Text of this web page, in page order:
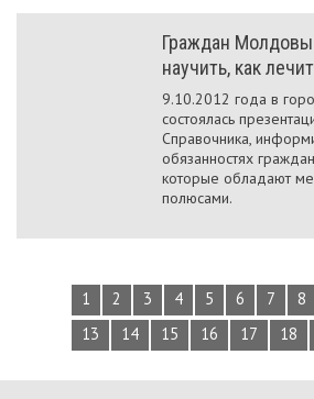
Граждан
научить, как
9.10.2012 года в
состоялась
Справочника,
обязанностях
которые обладают
полюсами.
1 2 3 4 5 6 7 8
13
14 15 16 17 18